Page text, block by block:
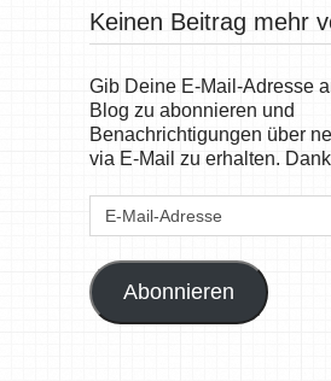
Keinen Beitrag mehr
Gib Deine E-Mail-Adresse
Blog zu abonnieren und
Benachrichtigungen über
via E-Mail zu erhalten.
E-
Abonnieren